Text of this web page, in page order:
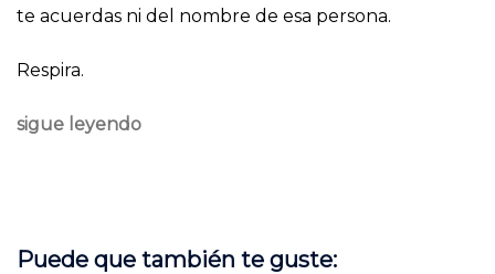
te acuerdas ni del nombre de esa persona.
Respira.
sigue leyendo
Puede que también te guste: